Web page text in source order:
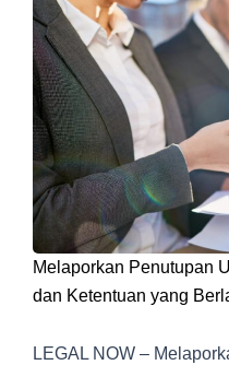
Melaporkan Penutupan
dan Ketentuan yang
LEGAL NOW –